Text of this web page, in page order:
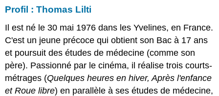
Profil : Thomas Lilti
Il est né le 30 mai 1976 dans les Yvelines, en France.
C'est un jeune précoce qui obtient son Bac à 17 ans
et poursuit des études de médecine (comme son
père). Passionné par le cinéma, il réalise trois courts-
métrages (Quelques heures en hiver, Après l'enfance
et Roue libre) en parallèle à ses études de médecine,